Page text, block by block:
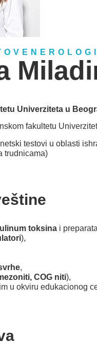
Univerziteta u
fakultetu
testovi u oblasti
trudnicama)
toksina i
),
,
COG niti),
u okviru edukacionog